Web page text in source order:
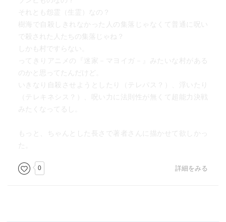
それとも怨霊（生霊）なの？
樹海で自殺しきれなかった人の集落じゃなくて普通に呪い
で殺された人たちの集落じゃね？
しかも村ですらない。
ってきりアニメの『迷家－マヨイガ－』みたいな村がある
のかと思ってたんだけど。
いきなり自殺させようとしたり（テレパス？）、浮いたり
（テレキネシス？）、呪い力に法則性が無くて超能力決戦
みたくなってるし。
もっと、ちゃんとした長さで著者さんに描かせて欲しかっ
た。
0 詳細をみる